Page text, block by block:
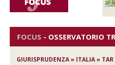
FOCUS - OSSERVATORIO
GIURISPRUDENZA » ITALIA »